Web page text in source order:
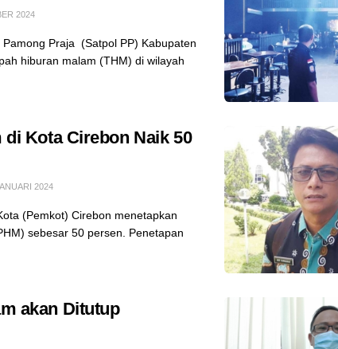
2024
Pamong Praja (Satpol PP) Kabupaten
hiburan malam (THM) di wilayah
Kota Cirebon Naik 50
2024
(Pemkot) Cirebon menetapkan
sebesar 50 persen. Penetapan
akan Ditutup